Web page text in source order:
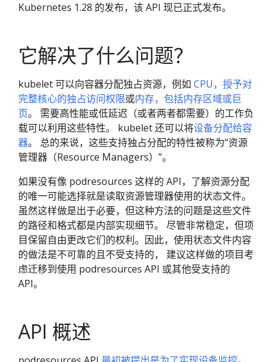
Kubernetes 1.28 的发布，该 API 现已正式发布。
它解决了什么问题？
kubelet 可以向容器分配独占资源，例如 CPU，授予对
完整核心的独占访问权限或内存，包括内存区域或巨
页。 需要高性能或低延迟（或者两者都需要）的工作负
载可以利用这些特性。 kubelet 还可以将设备分配给容
器。 总的来说，这些支持独占分配的特性被称为“资源
管理器（Resource Managers）”。
如果没有像 podresources 这样的 API，了解资源分配
的唯一可能选择就是读取资源管理器使用的状态文件。
虽然这样做是出于必要，但这种方法的问题是这些文件
的路径和格式都是内部实现细节。 尽管非常稳定，但项
目保留自由更改它们的权利。因此，使用状态文件内容
的做法是不可靠的且不受支持的， 建议这样做的项目考
虑迁移到使用 podresources API 或其他受支持的
API。
API 概述